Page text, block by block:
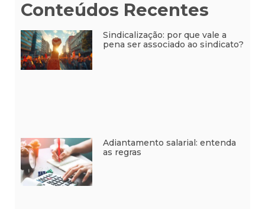
Conteúdos Recentes
Sindicalização: por que vale a
pena ser associado ao sindicato?
Adiantamento salarial: entenda
as regras